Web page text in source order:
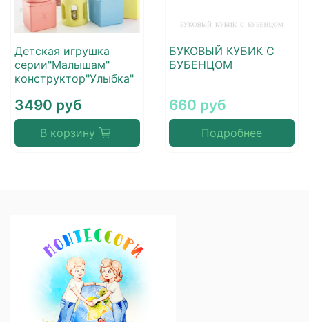
Детская игрушка
серии"Малышам"
конструктор"Улыбка"
3490 руб
В корзину
БУКОВЫЙ КУБИК С
БУБЕНЦОМ
660 руб
Подробнее